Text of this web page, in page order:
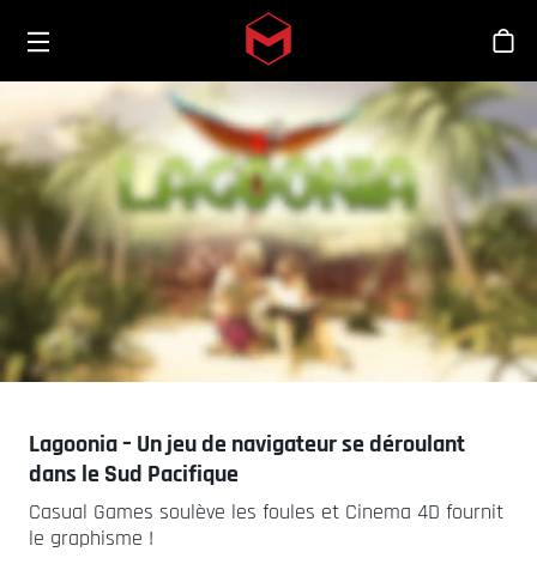
Skip to main content
Lagoonia – Un jeu de navigateur se déroulant
dans le Sud Pacifique
Casual Games soulève les foules et Cinema 4D fournit
le graphisme !